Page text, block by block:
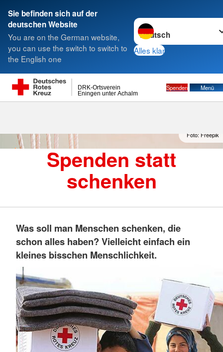
Sie befinden sich auf der
deutschen Website
You are on the German website,
you can use the switch to switch to
the English one
Sprache wechseln zu
Alles klar
Eningen unter Achalm
DRK-Ortsverein Spenden Menü
Suche
Spenden statt schenken
Foto: Freepik
Spenden statt
schenken
Was soll man Menschen schenken, die
schon alles haben? Vielleicht einfach ein
kleines bisschen Menschlichkeit.